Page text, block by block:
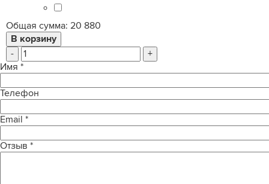
Общая сумма: 20 880
-
+
Имя *
Телефон
Email *
Отзыв *